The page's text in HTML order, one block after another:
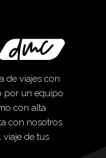
de viajes con
por un equipo
con alta
con nosotros
viaje de tus